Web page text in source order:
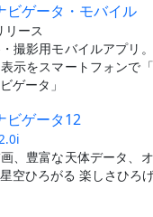
ビゲータ・モバイル
リース
撮影用モバイルアプリ
示をスマートフォンで
ゲータ」
ビゲータ12
、豊富な天体データ、
空ひろがる 楽しさひろ